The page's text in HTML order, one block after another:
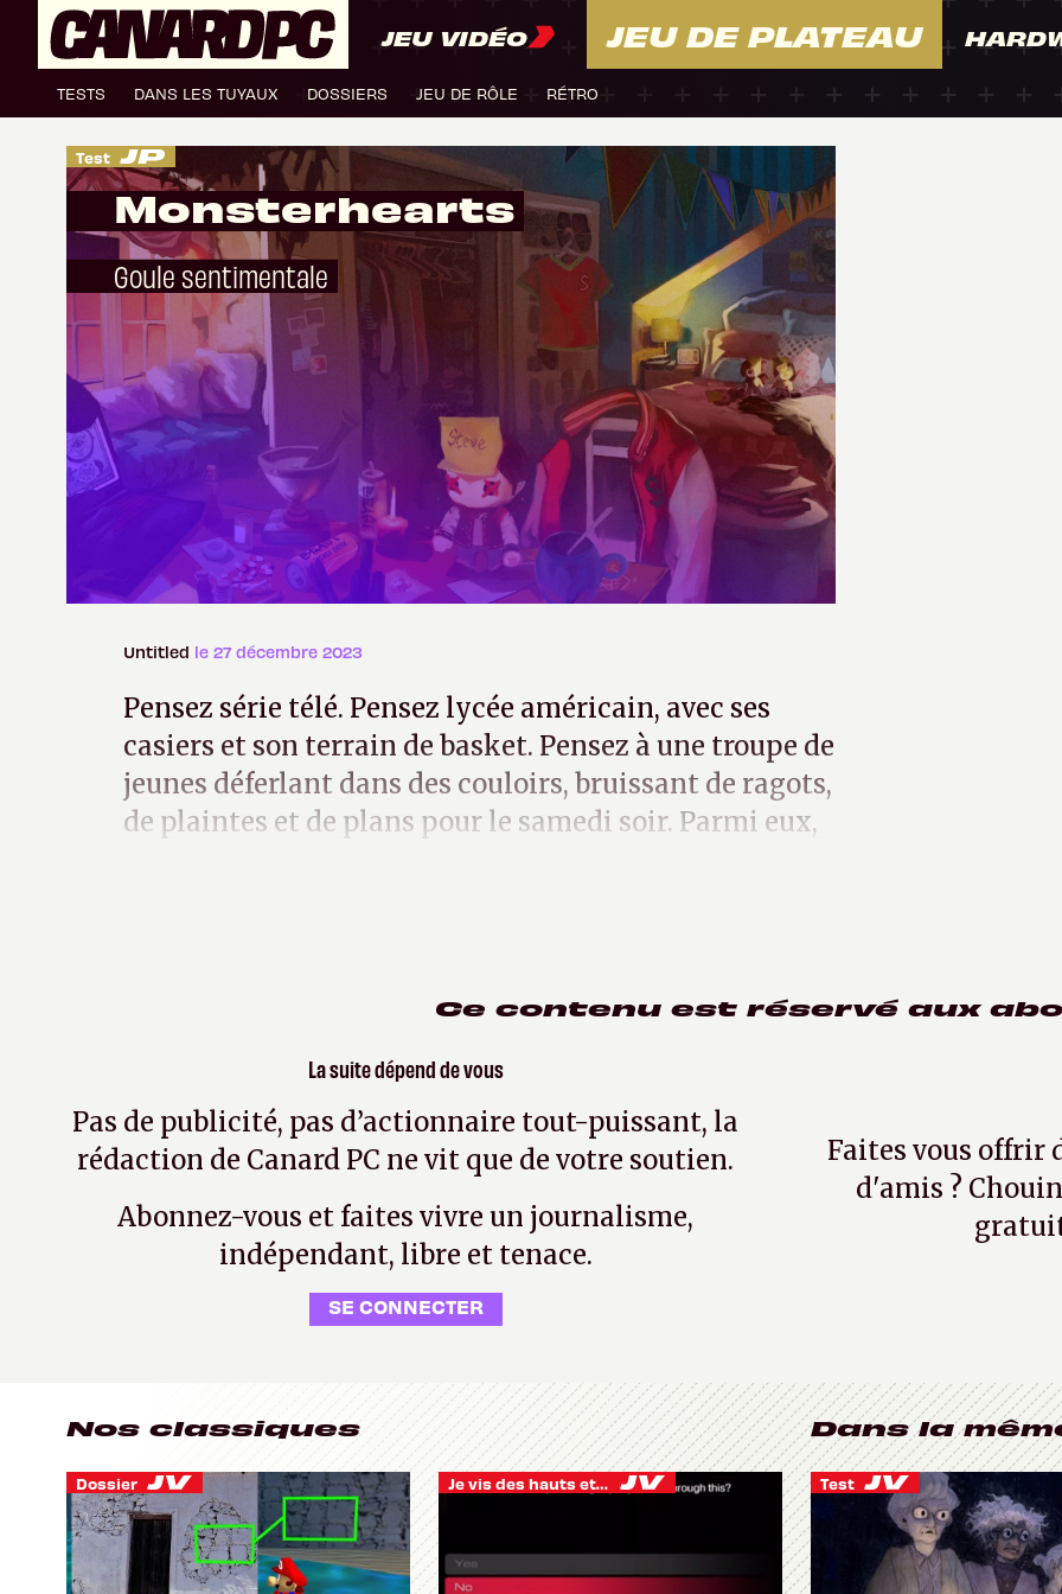
JEU VIDÉO JEU DE PLATEAU
TESTS DANS LES TUYAUX DOSSIERS JEU DE RÔLE RÉTRO
Test
Monsterhearts
Goule sentimentale
Untitled le 27 décembre 2023
Pensez série télé. Pensez lycée américain, avec ses
casiers et son terrain de basket. Pensez à une troupe de
jeunes déferlant dans des couloirs, bruissant de ragots,
de plaintes et de plans pour le samedi soir. Parmi eux,
Ce contenu est réservé aux
La suite dépend de vous
Pas de publicité, pas d’actionnaire tout-puissant, la
rédaction de Canard PC ne vit que de votre soutien.
Abonnez-vous et faites vivre un journalisme,
indépendant, libre et tenace.
SE CONNECTER
Faites vous offrir
d'amis ?
Nos classiques
Dossier Je vis des hauts et des bas
Dans la
Test